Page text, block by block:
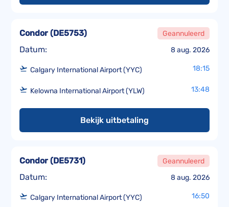
Datum: 8 aug. 2026
Condor(DE5753) Geannuleerd
Calgary International Airport (YYC) 18:15
Kelowna International Airport (YLW) 13:48
Bekijk uitbetaling
Datum: 8 aug. 2026
Condor(DE5731) Geannuleerd
Calgary International Airport (YYC) 16:50